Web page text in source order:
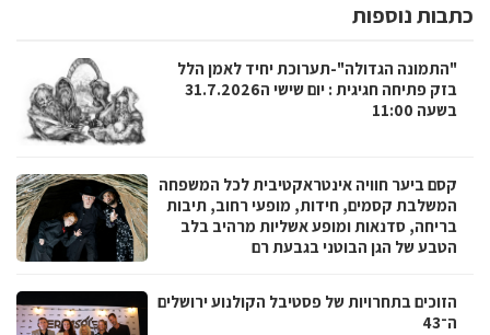
כתבות נוספות
"התמונה הגדולה"-תערוכת יחיד לאמן הלל
בזק פתיחה חגיגית : יום שישי ה31.7.2026
בשעה 11:00
קסם ביער חוויה אינטראקטיבית לכל המשפחה
המשלבת קסמים, חידות, מופעי רחוב, תיבות
בריחה, סדנאות ומופע אשליות מרהיב בלב
הטבע של הגן הבוטני בגבעת רם
הזוכים בתחרויות של פסטיבל הקולנוע ירושלים
ה־43